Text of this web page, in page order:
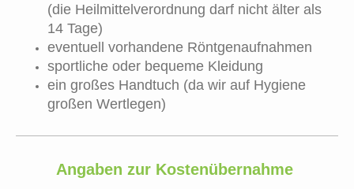
(die Heilmittelverordnung darf nicht älter als
14 Tage)
eventuell vorhandene Röntgenaufnahmen
sportliche oder bequeme Kleidung
ein großes Handtuch (da wir auf Hygiene
großen Wertlegen)
Angaben zur Kostenübernahme